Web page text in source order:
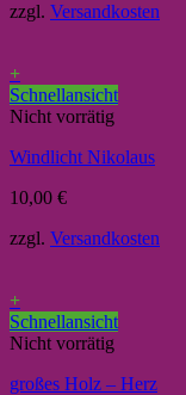
zzgl. Versandkosten
+
Schnellansicht
Nicht vorrätig
Windlicht Nikolaus
10,00 €
zzgl. Versandkosten
+
Schnellansicht
Nicht vorrätig
großes Holz – Herz